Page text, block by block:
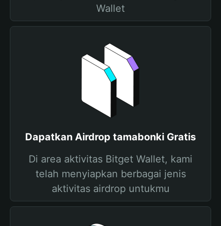
Wallet
Dapatkan Airdrop tamabonki Gratis
Di area aktivitas Bitget Wallet, kami
telah menyiapkan berbagai jenis
aktivitas airdrop untukmu